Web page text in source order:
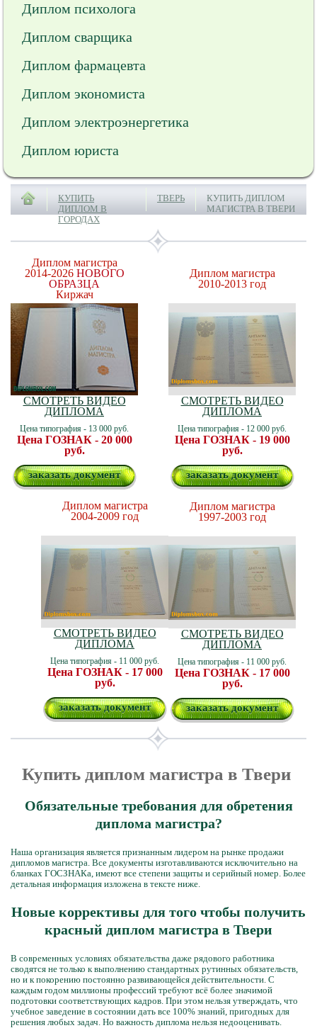
Диплом психолога
Диплом сварщика
Диплом фармацевта
Диплом экономиста
Диплом электроэнергетика
Диплом юриста
КУПИТЬ
ДИПЛОМ В
ГОРОДАХ
ТВЕРЬ
КУПИТЬ ДИПЛОМ
МАГИСТРА В ТВЕРИ
Диплом магистра
2014-2026 НОВОГО
ОБРАЗЦА
Киржач
СМОТРЕТЬ ВИДЕО
ДИПЛОМА
Цена типография - 13 000 руб.
Цена ГОЗНАК - 20 000
руб.
заказать документ
Диплом магистра
2010-2013 год
СМОТРЕТЬ ВИДЕО
ДИПЛОМА
Цена типография - 12 000 руб.
Цена ГОЗНАК - 19 000
руб.
заказать документ
Диплом магистра
2004-2009 год
СМОТРЕТЬ ВИДЕО
ДИПЛОМА
Цена типография - 11 000 руб.
Цена ГОЗНАК - 17 000
руб.
заказать документ
Диплом магистра
1997-2003 год
СМОТРЕТЬ ВИДЕО
ДИПЛОМА
Цена типография - 11 000 руб.
Цена ГОЗНАК - 17 000
руб.
заказать документ
Купить диплом магистра в Твери
Обязательные требования для обретения
диплома магистра?
Наша организация является признанным лидером на рынке продажи
дипломов магистра. Все документы изготавливаются исключительно на
бланках ГОСЗНАКа, имеют все степени защиты и серийный номер. Более
детальная информация изложена в тексте ниже.
Новые коррективы для того чтобы получить
красный диплом магистра в Твери
В современных условиях обязательства даже рядового работника
сводятся не только к выполнению стандартных рутинных обязательств,
но и к покорению постоянно развивающейся действительности. С
каждым годом миллионы профессий требуют всё более значимой
подготовки соответствующих кадров. При этом нельзя утверждать, что
учебное заведение в состоянии дать все 100% знаний, пригодных для
решения любых задач. Но важность диплома нельзя недооценивать.